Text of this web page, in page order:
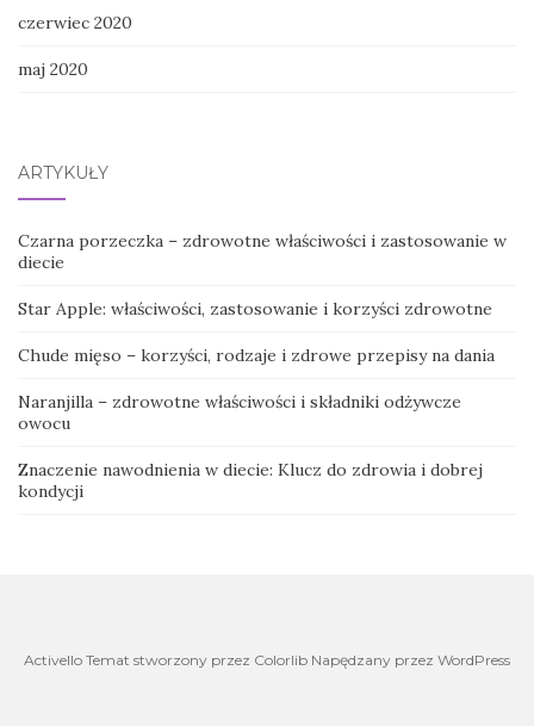
czerwiec 2020
maj 2020
ARTYKUŁY
Czarna porzeczka – zdrowotne właściwości i zastosowanie w
diecie
Star Apple: właściwości, zastosowanie i korzyści zdrowotne
Chude mięso – korzyści, rodzaje i zdrowe przepisy na dania
Naranjilla – zdrowotne właściwości i składniki odżywcze
owocu
Znaczenie nawodnienia w diecie: Klucz do zdrowia i dobrej
kondycji
Activello Temat stworzony przez Colorlib Napędzany przez WordPress